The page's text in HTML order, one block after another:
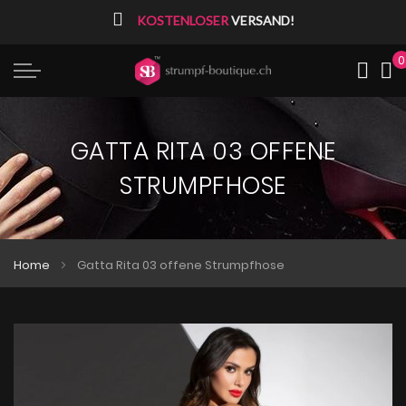
KOSTENLOSERVERSAND!
0
GATTA RITA 03 OFFENE
STRUMPFHOSE
Home Gatta Rita 03 offene Strumpfhose